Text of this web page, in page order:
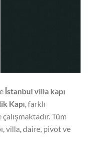
İstanbul villa kapı
Kapı, farklı
Tüm
villa, daire, pivot ve